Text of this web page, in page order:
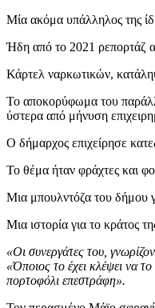
Μία ακόμα υπάλληλος της
Ήδη από το 2021 ρεπορτάζ
Κάρτελ ναρκωτικών,
Το αποκορύφωμα του
ύστερα από μήνυση
Ο δήμαρχος επιχείρησε
Το θέμα ήταν φράχτες και
Μια μπουλντόζα του δήμου
Μια ιστορία για το κράτος
«Οι συνεργάτες του,
«Όποιος το έχει κλέψει να
πορτοφόλι επεστράφη».